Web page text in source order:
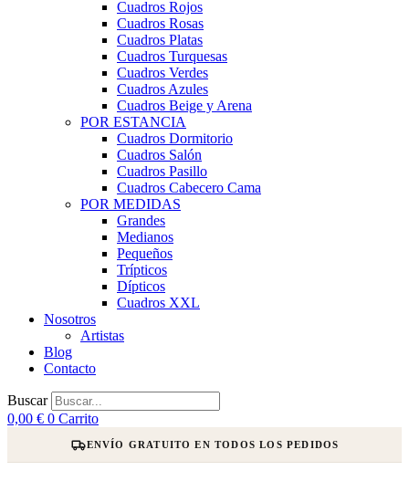
Cuadros Rojos
Cuadros Rosas
Cuadros Platas
Cuadros Turquesas
Cuadros Verdes
Cuadros Azules
Cuadros Beige y Arena
POR ESTANCIA
Cuadros Dormitorio
Cuadros Salón
Cuadros Pasillo
Cuadros Cabecero Cama
POR MEDIDAS
Grandes
Medianos
Pequeños
Trípticos
Dípticos
Cuadros XXL
Nosotros
Artistas
Blog
Contacto
Buscar
0,00 € 0 Carrito
ENVÍO GRATUITO EN TODOS LOS PEDIDOS